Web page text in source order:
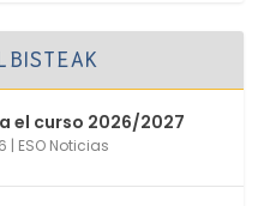
el curso 2026/2027
| ESO Noticias